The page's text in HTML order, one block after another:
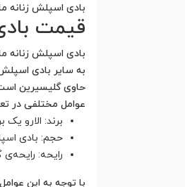
بادی اسپلش زنانه
قیمت
بادی اسپلش زنانه
به سایر بادی
حاوی گلیسیرین
عوامل مختلفی در
برند: الارو
حجم: بادی اسپلش مادمازل الارو در حجم 250
رایحه:
با توجه به این